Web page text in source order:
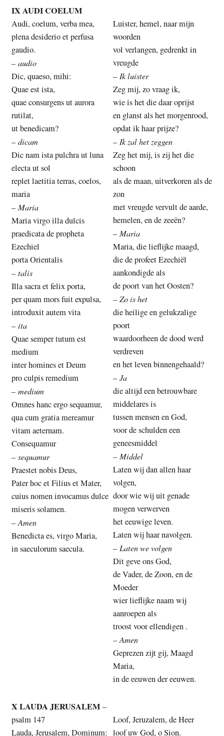
IX AUDI COELUM
Audi, coelum, verba mea,
plena desiderio et perfusa
gaudio.
– audio
Dic, quaeso, mihi:
Quae est ista,
quae consurgens ut aurora
rutilat,
ut benedicam?
– dicam
Dic nam ista pulchra ut luna
electa ut sol
replet laetitia terras, coelos,
maria
– Maria
Maria virgo illa dulcis
praedicata de propheta
Ezechiel
porta Orientalis
– talis
Illa sacra et felix porta,
per quam mors fuit expulsa,
introduxit autem vita
– ita
Quae semper tutum est
medium
inter homines et Deum
pro culpis remedium
– medium
Omnes hanc ergo sequamur,
qua cum gratia mereamur
vitam aeternam.
Consequamur
– sequamur
Praestet nobis Deus,
Pater hoc et Filius et Mater,
cuius nomen invocamus dulce
miseris solamen.
– Amen
Benedicta es, virgo Maria,
in saeculorum saecula.
Luister, hemel, naar mijn
woorden
vol verlangen, gedrenkt in
vreugde
– Ikluister
Zeg mij, zo vraag ik,
wie is het die daar oprijst
en glanst als het morgenrood,
opdat ik haar prijze?
– Ik zal het zeggen
Zeg het mij, is zij het die
schoon
als de maan, uitverkoren als de
zon
met vreugde vervult de aarde,
hemelen, en de zeeën?
– Maria
Maria, die lieflijke maagd,
die de profeet Ezechiël
aankondigde als
de poort van het Oosten?
– Zo is het
die heilige en gelukzalige
poort
waardoorheen de dood werd
verdreven
en het leven binnengehaald?
– Ja
die altijd een betrouwbare
middelares is
tussen mensen en God,
voor de schulden een
geneesmiddel
– Middel
Laten wij dan allen haar
volgen,
door wie wij uit genade
mogen verwerven
het eeuwige leven.
Laten wij haar navolgen.
– Laten we volgen
Dit geve ons God,
de Vader, de Zoon, en de
Moeder
wier lieflijke naam wij
aanroepen als
troost voor ellendigen .
– Amen
Geprezen zijt gij, Maagd
Maria,
in de eeuwen der eeuwen.
X LAUDA JERUSALEM –
psalm 147
Lauda, Jerusalem, Dominum:
Loof, Jeruzalem, de Heer
loof uw God, o Sion.